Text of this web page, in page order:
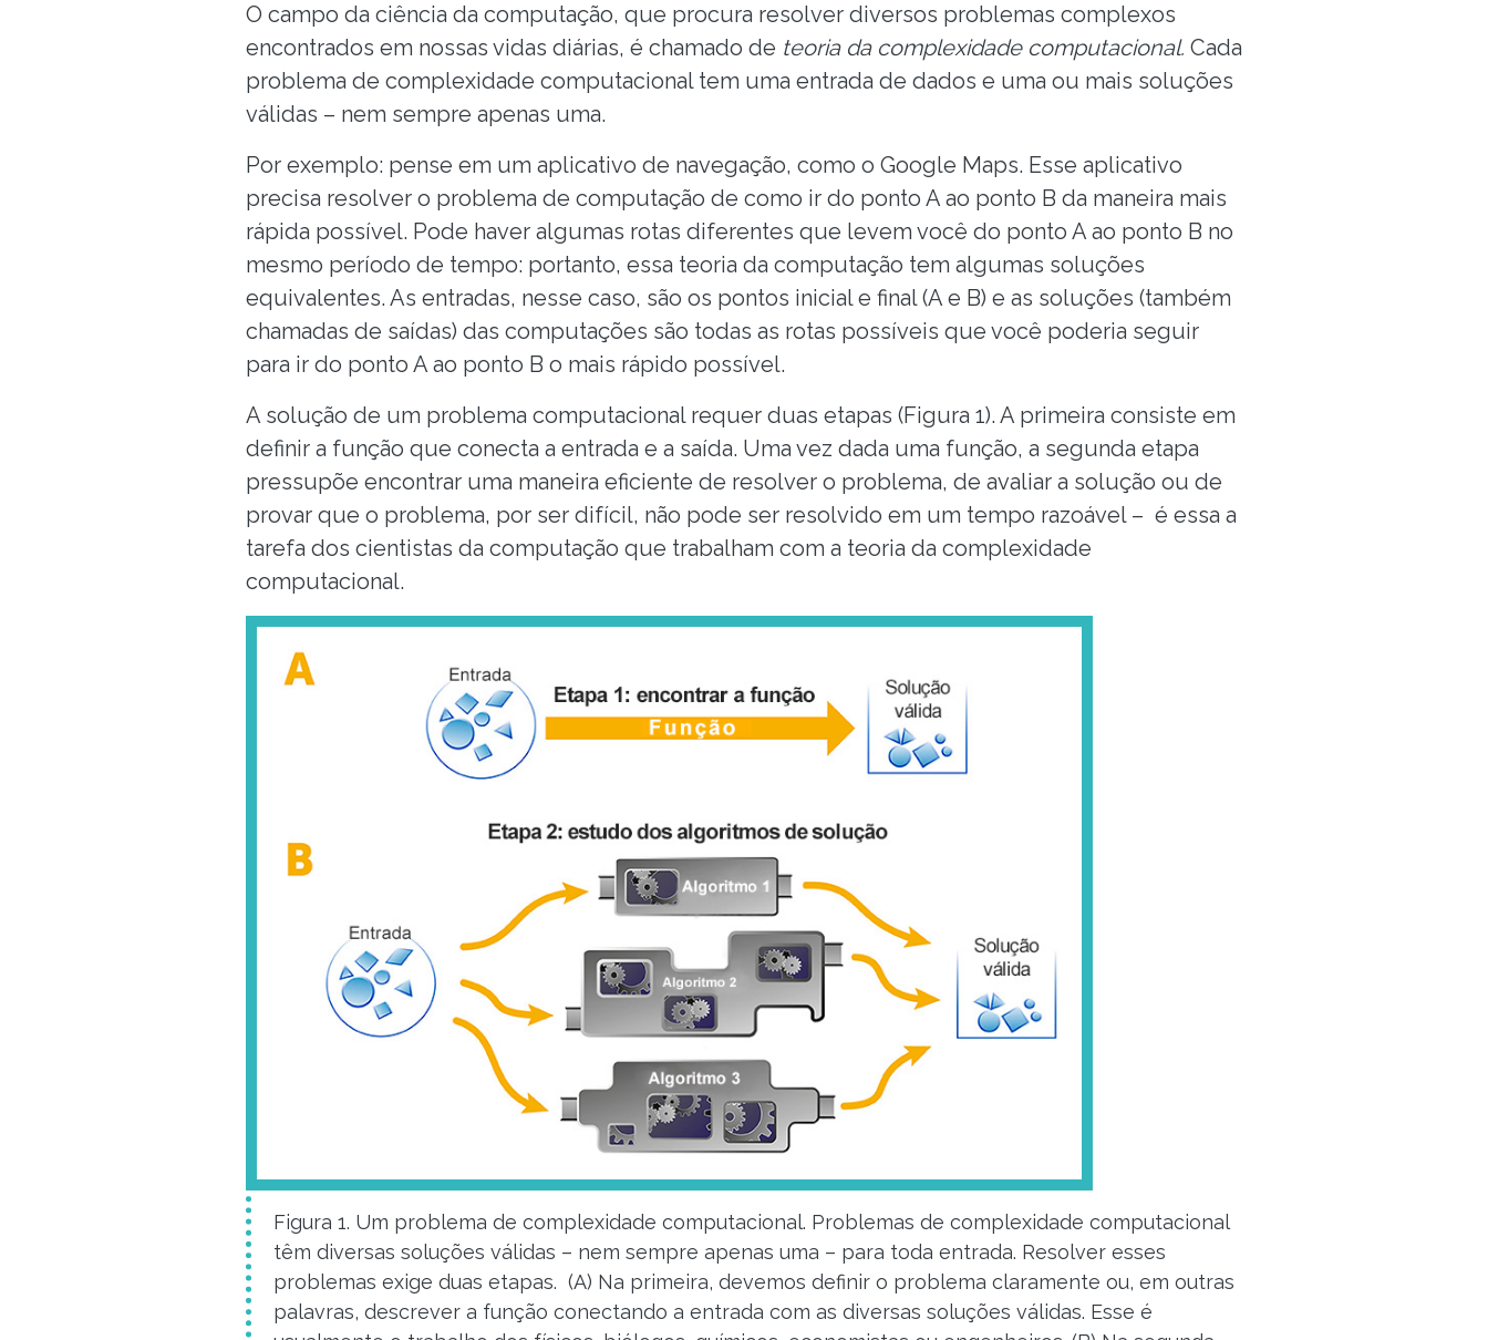
O campo da ciência da computação, que procura resolver diversos problemas complexos
encontrados em nossas vidas diárias, é chamado de teoria da complexidade computacional. Cada
problema de complexidade computacional tem uma entrada de dados e uma ou mais soluções
válidas – nem sempre apenas uma.
Por exemplo: pense em um aplicativo de navegação, como o Google Maps. Esse aplicativo
precisa resolver o problema de computação de como ir do ponto A ao ponto B da maneira mais
rápida possível. Pode haver algumas rotas diferentes que levem você do ponto A ao ponto B no
mesmo período de tempo: portanto, essa teoria da computação tem algumas soluções
equivalentes. As entradas, nesse caso, são os pontos inicial e final (A e B) e as soluções (também
chamadas de saídas) das computações são todas as rotas possíveis que você poderia seguir
para ir do ponto A ao ponto B o mais rápido possível.
A solução de um problema computacional requer duas etapas (Figura 1). A primeira consiste em
definir a função que conecta a entrada e a saída. Uma vez dada uma função, a segunda etapa
pressupõe encontrar uma maneira eficiente de resolver o problema, de avaliar a solução ou de
provar que o problema, por ser difícil, não pode ser resolvido em um tempo razoável – é essa a
tarefa dos cientistas da computação que trabalham com a teoria da complexidade
computacional.
Figura 1. Um problema de complexidade computacional. Problemas de complexidade computacional
têm diversas soluções válidas – nem sempre apenas uma – para toda entrada. Resolver esses
problemas exige duas etapas. (A) Na primeira, devemos definir o problema claramente ou, em outras
palavras, descrever a função conectando a entrada com as diversas soluções válidas. Esse é